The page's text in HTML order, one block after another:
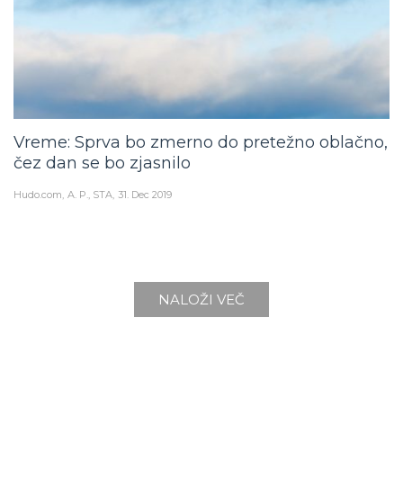
Vreme: Sprva bo zmerno do pretežno oblačno,
čez dan se bo zjasnilo
Hudo.com A. P., STA 31. Dec 2019
NALOŽI VEČ